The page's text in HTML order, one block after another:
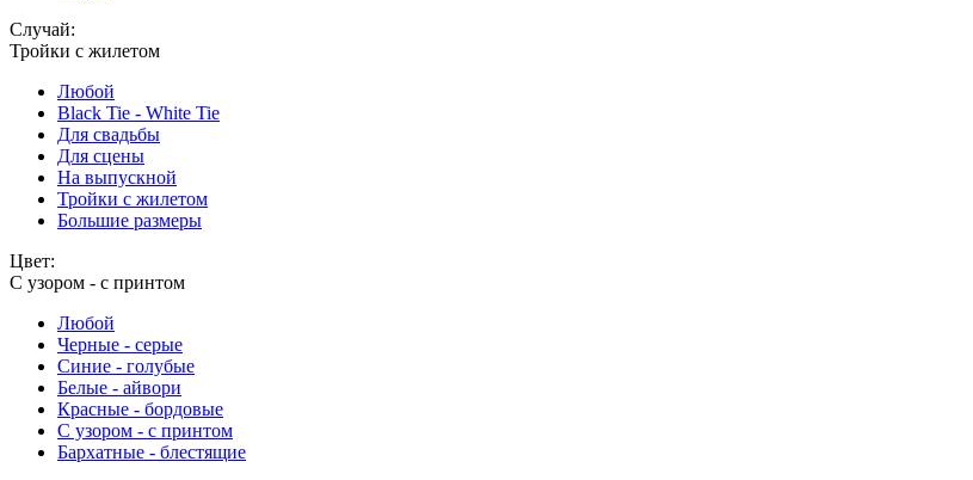
Случай:
Тройки с жилетом
Любой
Black Tie - White Tie
Для свадьбы
Для сцены
На выпускной
Тройки с жилетом
Большие размеры
Цвет:
С узором - с принтом
Любой
Черные - серые
Синие - голубые
Белые - айвори
Красные - бордовые
С узором - с принтом
Бархатные - блестящие